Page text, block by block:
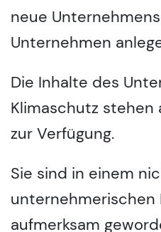
neue
Unternehmen
Die Inhalte des
Klimaschutz
zur Verfügung.
Sie sind in einem
unternehmerischen
aufmerksam